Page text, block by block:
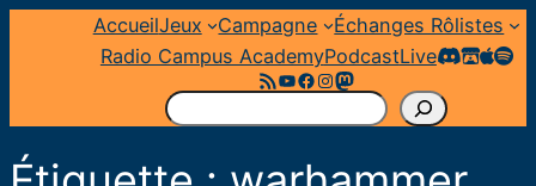
AccueilJeux Campagne
Échanges Rôlistes
Radio Campus AcademyPodcastLive
Flux RSS YouTube Facebook InstagramMastodon
R
c